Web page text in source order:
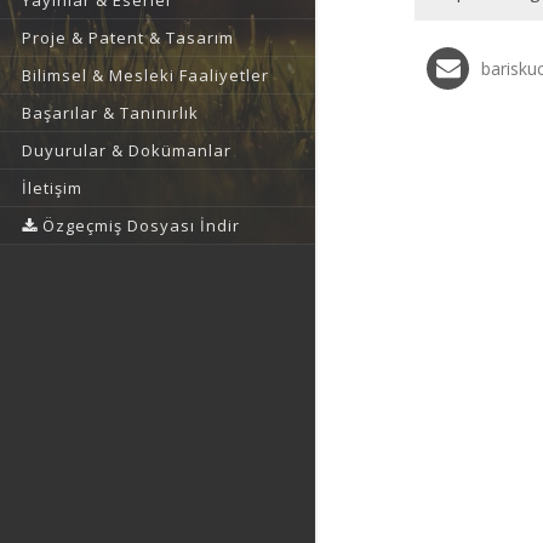
Proje & Patent & Tasarım
Bilimsel & Mesleki Faaliyetler
Başarılar & Tanınırlık
Duyurular & Dokümanlar
İletişim
Özgeçmiş Dosyası İndir